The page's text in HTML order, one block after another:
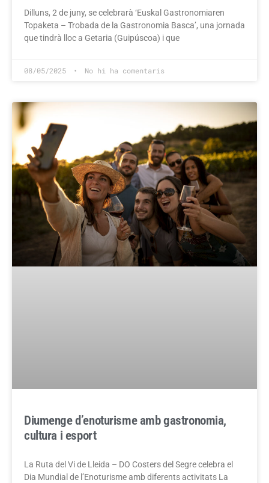
Dilluns, 2 de juny, se celebrarà ‘Euskal Gastronomiaren
Topaketa – Trobada de la Gastronomia Basca’, una jornada
que tindrà lloc a Getaria (Guipúscoa) i que
08/05/2025 No hi ha comentaris
Diumenge d’enoturisme amb gastronomia,
cultura i esport
La Ruta del Vi de Lleida – DO Costers del Segre celebra el
Dia Mundial de l’Enoturisme amb diferents activitats La